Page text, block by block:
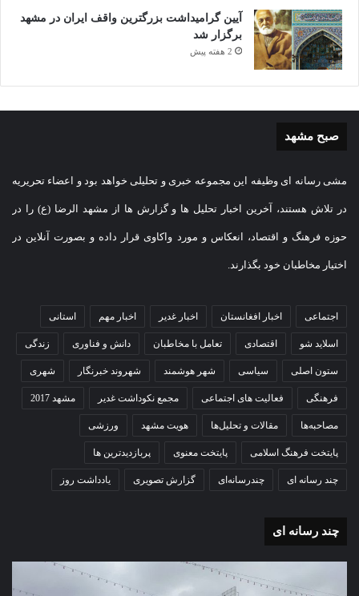
آیین گرامیداشت بزرگترین واقف ایران در مشهد
برگزار شد
2 هفته پیش
صبح مشهد
مشی رسانه ای وظیفه این مجموعه خبری و تحلیلی خواهد بود و اعضاء تحریریه
در تلاش هستند، آخرین اخبار تحلیل ها و گزارش ها از مشهد الرضا (ع) را در
حوزه فرهنگ و اقتصاد، انعکاس و مورد واکاوی قرار داده و بصورت آنلاین در
اختیار مخاطبان خود بگذارند.
اجتماعی اخبار افغانستان اخبار غدیر اخبار مهم استانی
اسلاید شو اقتصادی تعامل با مخاطبان دانش و فناوری زندگی
ستون اصلی سیاسی شهر هوشمند شهروند خبرنگار شهری
فرهنگی فعالیت های اجتماعی مجمع نکوداشت غدیر مشهد 2017
مصاحبه‌ها مقالات و تحلیل‌ها هویت مشهد ورزشی
پایتخت فرهنگ اسلامی پایتخت معنوی پربازدیدترین ها
چند رسانه ای چندرسانه‌ای گزارش تصویری یادداشت روز
چند رسانه ای